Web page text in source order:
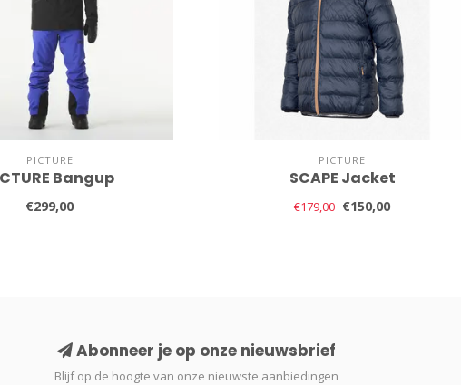
PICTURE
Bangup
€299,00
PICTURE
SCAPE Jacket
€179,00 €150,00
Abonneer je op onze nieuwsbrief
Blijf op de hoogte van onze nieuwste aanbiedingen